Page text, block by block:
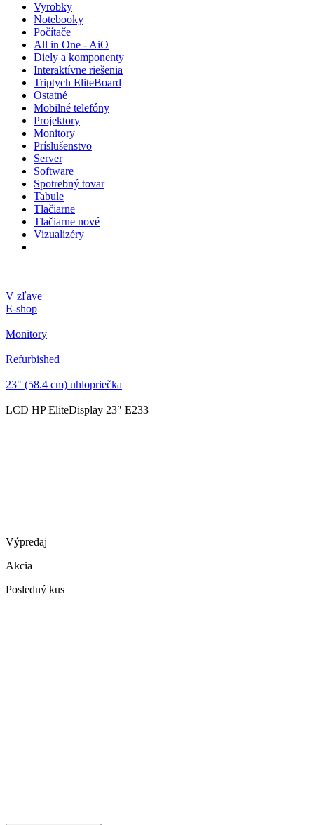
Vyrobky
Notebooky
Počítače
All in One - AiO
Diely a komponenty
Interaktívne riešenia
Triptych EliteBoard
Ostatné
Mobilné telefóny
Projektory
Monitory
Príslušenstvo
Server
Software
Spotrebný tovar
Tabule
Tlačiarne
Tlačiarne nové
Vizualizéry
V zľave
E-shop
Monitory
Refurbished
23" (58.4 cm) uhlopriečka
LCD HP EliteDisplay 23″ E233
Výpredaj
Akcia
Posledný kus